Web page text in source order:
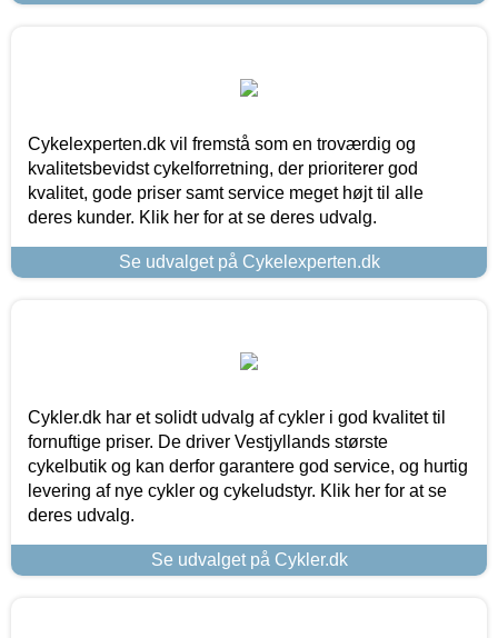
Cykelexperten.dk vil fremstå som en troværdig og
kvalitetsbevidst cykelforretning, der prioriterer god
kvalitet, gode priser samt service meget højt til alle
deres kunder. Klik her for at se deres udvalg.
Se udvalget på Cykelexperten.dk
Cykler.dk har et solidt udvalg af cykler i god kvalitet til
fornuftige priser. De driver Vestjyllands største
cykelbutik og kan derfor garantere god service, og hurtig
levering af nye cykler og cykeludstyr. Klik her for at se
deres udvalg.
Se udvalget på Cykler.dk